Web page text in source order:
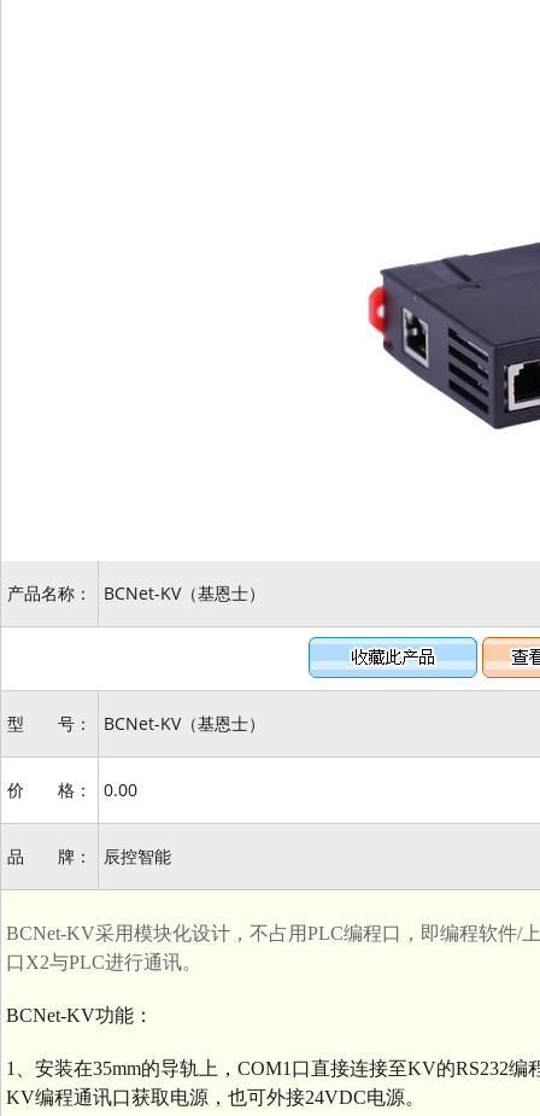
产品名称： BCNet-KV（基恩士）
型 号： BCNet-KV（基恩士）
价 格： 0.00
品 牌： 辰控智能
BCNet-KV采用模块化设计，不占用PLC编程口，即编程软件/
口X2与PLC进行通讯。
BCNet-KV功能：
1、安装在35mm的导轨上，COM1口直接连接至KV的RS232
KV编程通讯口获取电源，也可外接24VDC电源。